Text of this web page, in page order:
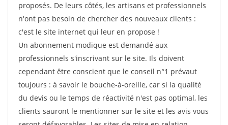
proposés. De leurs côtés, les artisans et professionnels
n'ont pas besoin de chercher des nouveaux clients :
c'est le site internet qui leur en propose !
Un abonnement modique est demandé aux
professionnels s'inscrivant sur le site. Ils doivent
cependant être conscient que le conseil n°1 prévaut
toujours : à savoir le bouche-à-oreille, car si la qualité
du devis ou le temps de réactivité n'est pas optimal, les
clients sauront le mentionner sur le site et les avis vous